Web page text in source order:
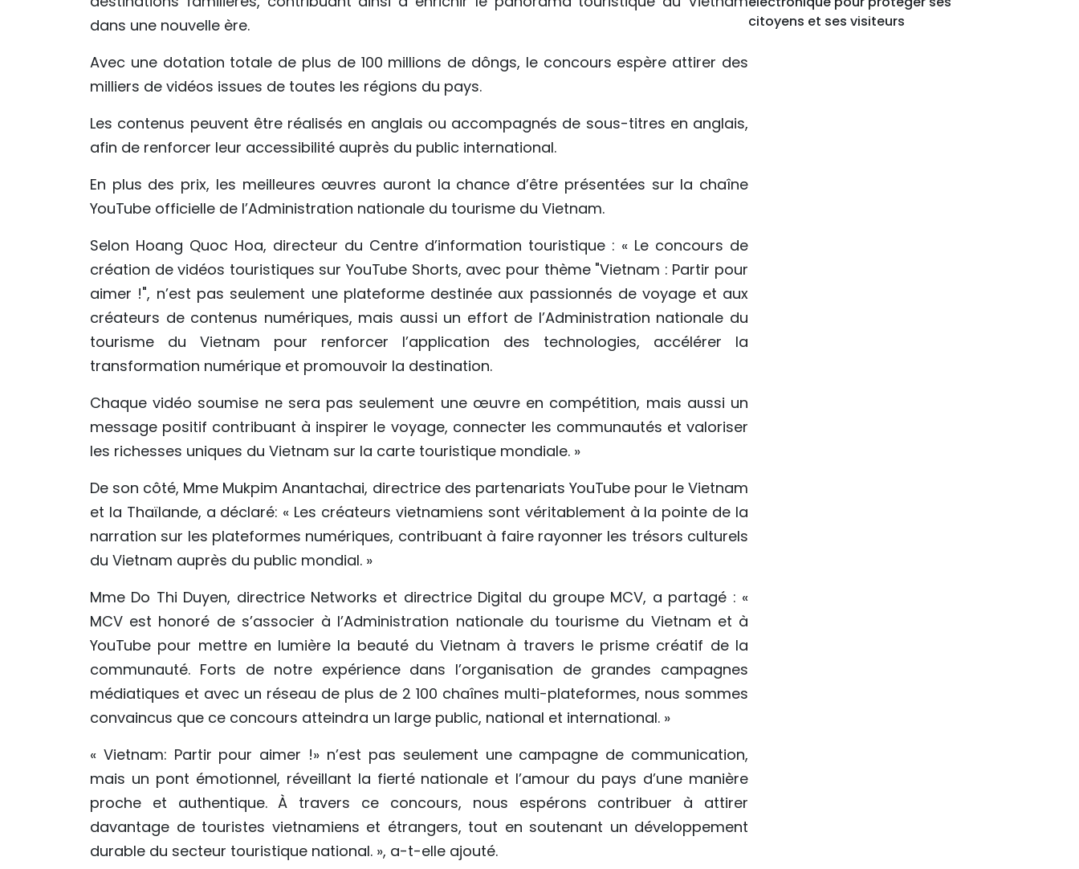
dans une nouvelle ère.
Avec une dotation totale de plus de 100 millions de dôngs, le concours espère attirer des
milliers de vidéos issues de toutes les régions du pays.
Les contenus peuvent être réalisés en anglais ou accompagnés de sous-titres en anglais,
afin de renforcer leur accessibilité auprès du public international.
En plus des prix, les meilleures œuvres auront la chance d’être présentées sur la chaîne
YouTube officielle de l’Administration nationale du tourisme du Vietnam.
Selon Hoang Quoc Hoa, directeur du Centre d’information touristique : « Le concours de
création de vidéos touristiques sur YouTube Shorts, avec pour thème "Vietnam : Partir pour
aimer !", n’est pas seulement une plateforme destinée aux passionnés de voyage et aux
créateurs de contenus numériques, mais aussi un effort de l’Administration nationale du
tourisme du Vietnam pour renforcer l’application des technologies, accélérer la
transformation numérique et promouvoir la destination.
Chaque vidéo soumise ne sera pas seulement une œuvre en compétition, mais aussi un
message positif contribuant à inspirer le voyage, connecter les communautés et valoriser
les richesses uniques du Vietnam sur la carte touristique mondiale. »
De son côté, Mme Mukpim Anantachai, directrice des partenariats YouTube pour le Vietnam
et la Thaïlande, a déclaré: « Les créateurs vietnamiens sont véritablement à la pointe de la
narration sur les plateformes numériques, contribuant à faire rayonner les trésors culturels
du Vietnam auprès du public mondial. »
Mme Do Thi Duyen, directrice Networks et directrice Digital du groupe MCV, a partagé : «
MCV est honoré de s’associer à l’Administration nationale du tourisme du Vietnam et à
YouTube pour mettre en lumière la beauté du Vietnam à travers le prisme créatif de la
communauté. Forts de notre expérience dans l’organisation de grandes campagnes
médiatiques et avec un réseau de plus de 2 100 chaînes multi-plateformes, nous sommes
convaincus que ce concours atteindra un large public, national et international. »
« Vietnam: Partir pour aimer !» n’est pas seulement une campagne de communication,
mais un pont émotionnel, réveillant la fierté nationale et l’amour du pays d’une manière
proche et authentique. À travers ce concours, nous espérons contribuer à attirer
davantage de touristes vietnamiens et étrangers, tout en soutenant un développement
durable du secteur touristique national. », a-t-elle ajouté.
citoyens et ses visiteurs